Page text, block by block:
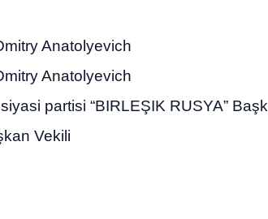
Anatolyevich
Anatolyevich
partisi “BIRLEŞIK RUSYA”
Vekili